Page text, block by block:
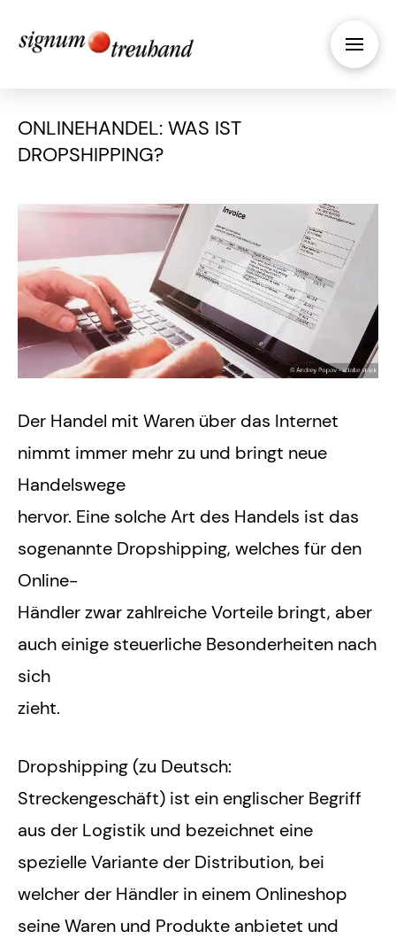
ONLINEHANDEL: WAS IST
DROPSHIPPING?
Der Handel mit Waren über das Internet
nimmt immer mehr zu und bringt neue
Handelswege
hervor. Eine solche Art des Handels ist das
sogenannte Dropshipping, welches für den
Online-
Händler zwar zahlreiche Vorteile bringt, aber
auch einige steuerliche Besonderheiten nach
sich
zieht.
Dropshipping (zu Deutsch:
Streckengeschäft) ist ein englischer Begriff
aus der Logistik und bezeichnet eine
spezielle Variante der Distribution, bei
welcher der Händler in einem Onlineshop
seine Waren und Produkte anbietet und